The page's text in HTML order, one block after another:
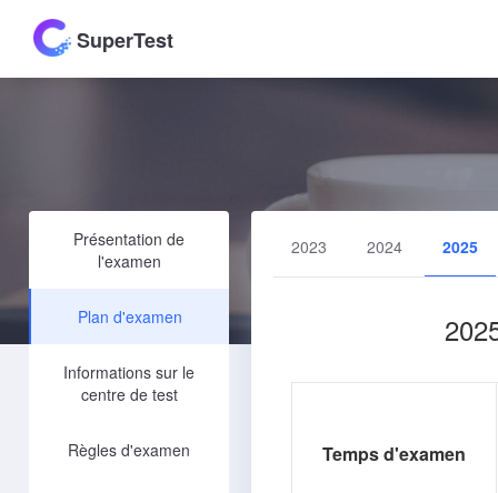
SuperTest
Présentation de
l'examen
Plan d'examen
Informations sur le
centre de test
Règles d'examen
2023 2024 2025
Temps d'examen